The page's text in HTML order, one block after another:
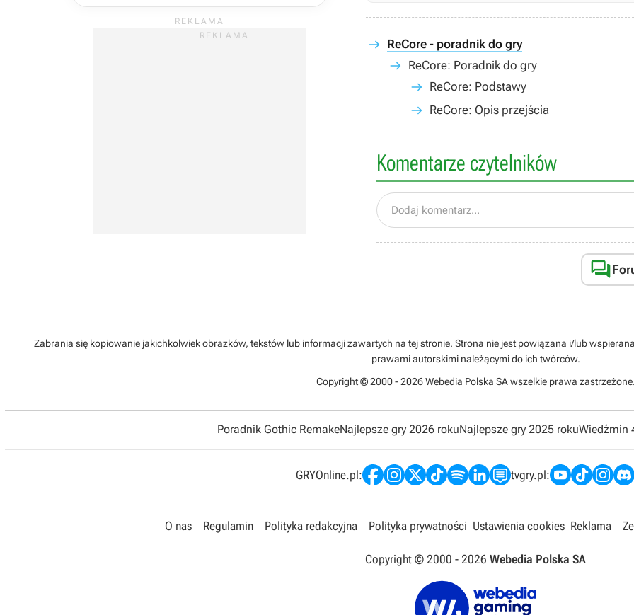
ReCore - poradnik do gry
ReCore: Poradnik do gry
ReCore: Podstawy
ReCore: Opis przejścia
Komentarze czytelników
Dodaj komentarz...

Zabrania się kopiowanie jakichkolwiek obrazków, tekstów lub informacji zawartych na tej stronie. Strona nie jest powiązana i/lub
prawami autorskimi należącymi do ich twórców.
Copyright © 2000 - 2026 Webedia Polska SA wszelkie prawa
Poradnik Gothic RemakeNajlepsze gry 2026 rokuNajlepsze gry 2025 rokuWiedźmin
GRYOnline.pl: tvgry.pl:
O nas Regulamin Polityka redakcyjna Polityka prywatności Ustawienia cookies Reklama
Copyright © 2000 - 2026 Webedia Polska SA